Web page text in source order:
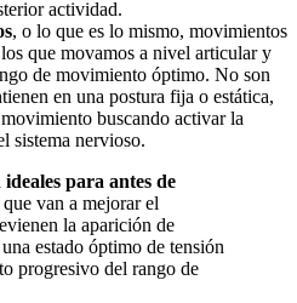
actividad.
, o lo que es lo mismo, movimientos
que movamos a nivel articular y
de movimiento óptimo. No son
en una postura fija o estática,
buscando activar la
sistema nervioso.
para antes de
van a mejorar el
la aparición de
estado óptimo de tensión
progresivo del rango de